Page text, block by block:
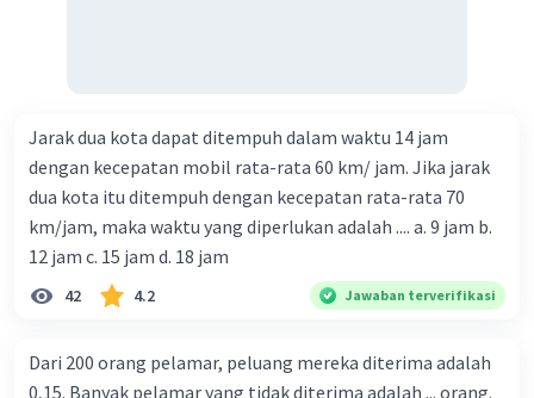
Jarak dua kota dapat ditempuh dalam waktu 14 jam
dengan kecepatan mobil rata-rata 60 km/ jam. Jika jarak
dua kota itu ditempuh dengan kecepatan rata-rata 70
km/jam, maka waktu yang diperlukan adalah .... a. 9 jam b.
12 jam c. 15 jam d. 18 jam
42 4.2 Jawaban terverifikasi
Dari 200 orang pelamar, peluang mereka diterima adalah
0,15. Banyak pelamar yang tidak diterima adalah ... orang.